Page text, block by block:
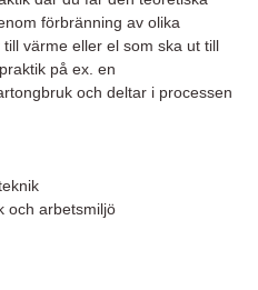
förbränning av olika
värme eller el som ska ut till
på ex. en
och deltar i processen
och arbetsmiljö